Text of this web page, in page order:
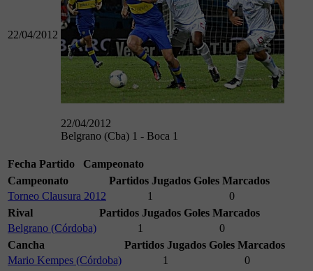
22/04/2012
22/04/2012
Belgrano (Cba) 1 - Boca 1
Fecha Partido
Campeonato
Campeonato
Partidos Jugados Goles Marcados
Torneo Clausura 2012
1
0
Rival
Partidos Jugados Goles Marcados
Belgrano (Córdoba)
1
0
Cancha
Partidos Jugados Goles Marcados
Mario Kempes (Córdoba)
1
0